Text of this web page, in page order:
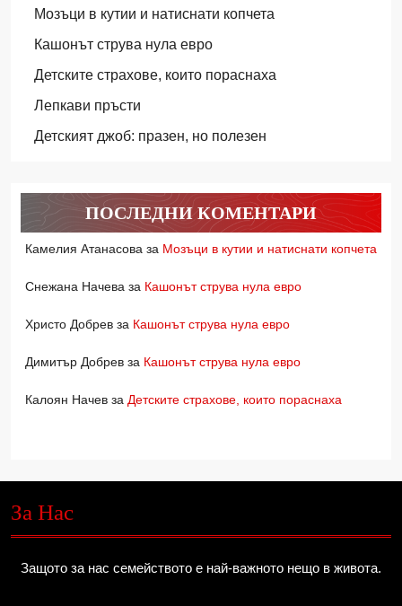
Мозъци в кутии и натиснати копчета
Кашонът струва нула евро
Детските страхове, които пораснаха
Лепкави пръсти
Детският джоб: празен, но полезен
ПОСЛЕДНИ КОМЕНТАРИ
Камелия Атанасова за Мозъци в кутии и натиснати копчета
Снежана Начева за Кашонът струва нула евро
Христо Добрев за Кашонът струва нула евро
Димитър Добрев за Кашонът струва нула евро
Калоян Начев за Детските страхове, които пораснаха
За Нас
Защото за нас семейството е най-важното нещо в живота.